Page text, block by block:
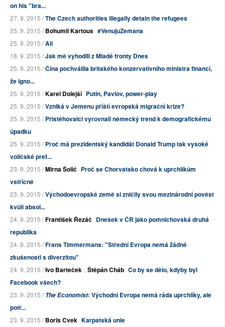
on his "bra...
27. 9. 2015 /The Czech authorities illegally detain the refugees
25. 9. 2015 /Bohumil Kartous #VenujuZemana
25. 9. 2015 /Ali
18. 9. 2015 /Jak mě vyhodili z Mladé fronty Dnes
25. 9. 2015 /Čína pochválila britského konzervativního ministra financí,
že igno...
25. 9. 2015 /Karel Dolejší Putin, Pavlov, power-play
25. 9. 2015 /Vzniká v Jemenu příští evropská migrační krize?
25. 9. 2015 /Přistěhovalci vyrovnali německý trend k demografickému
úpadku
25. 9. 2015 /Proč má prezidentský kandidát Donald Trump tak vysoké
voličské pref...
23. 9. 2015 /Mirna Šolić Proč se Chorvatsko chová k uprchlíkům
vstřícně
23. 9. 2015 /Východoevropské země si zničily svou mezinárodní pověst
kvůli absol...
24. 9. 2015 /František Řezáč Dnešek v ČR jako pomnichovská druhá
republika
24. 9. 2015 /Frans Timmermans: "Střední Evropa nemá žádné
zkušenosti s diverzitou"
24. 9. 2015 /Ivo Barteček , Štěpán Cháb Co by se dělo, kdyby byl
Facebook všech?
23. 9. 2015 /The Economist: Východní Evropa nemá ráda uprchlíky, ale
potř...
23. 9. 2015 /Boris Cvek Karpatská unie